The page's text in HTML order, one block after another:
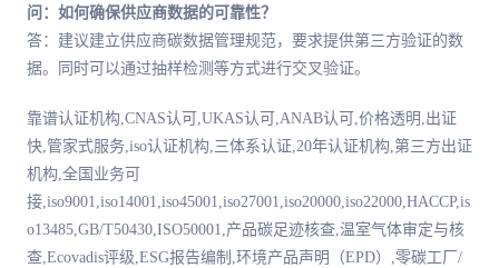
问：如何确保供应商数据的可靠性？
答：建议建立供应商碳数据管理规范，要求提供第三方验证的数
据。同时可以通过抽样检测等方式进行交叉验证。
靠谱认证机构,CNAS认可,UKAS认可,ANAB认可,价格透明,出证
快,管家式服务,iso认证机构,三体系认证,20年认证机构,第三方出证
机构,全国业务可
接,iso9001,iso14001,iso45001,iso27001,iso20000,iso22000,HACCP,is
o13485,GB/T50430,ISO50001,产品碳足迹核查,温室气体审定与核
查,Ecovadis评级,ESG报告编制,环境产品声明（EPD）,零碳工厂/